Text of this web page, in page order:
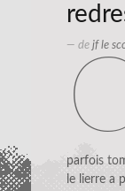
— de jf le
parfois
le lierre a